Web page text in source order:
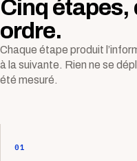
Cinq étapes,
ordre.
Chaque étape produit
à la suivante. Rien ne se
été mesuré.
01